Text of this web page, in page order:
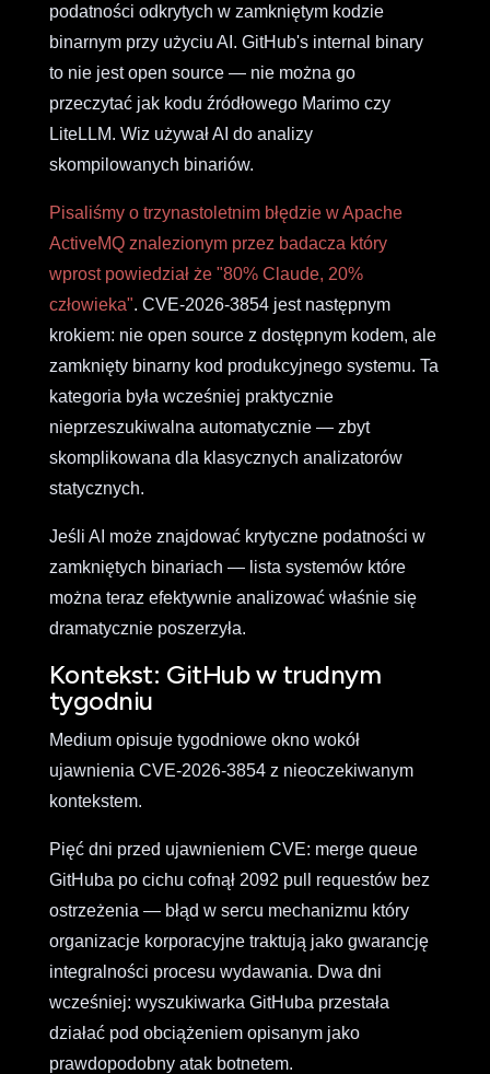
podatności odkrytych w zamkniętym kodzie
binarnym przy użyciu AI. GitHub's internal binary
to nie jest open source — nie można go
przeczytać jak kodu źródłowego Marimo czy
LiteLLM. Wiz używał AI do analizy
skompilowanych binariów.
Pisaliśmy o trzynastoletnim błędzie w Apache
ActiveMQ znalezionym przez badacza który
wprost powiedział że "80% Claude, 20%
człowieka". CVE-2026-3854 jest następnym
krokiem: nie open source z dostępnym kodem, ale
zamknięty binarny kod produkcyjnego systemu. Ta
kategoria była wcześniej praktycznie
nieprzeszukiwalna automatycznie — zbyt
skomplikowana dla klasycznych analizatorów
statycznych.
Jeśli AI może znajdować krytyczne podatności w
zamkniętych binariach — lista systemów które
można teraz efektywnie analizować właśnie się
dramatycznie poszerzyła.
Kontekst: GitHub w trudnym
tygodniu
Medium opisuje tygodniowe okno wokół
ujawnienia CVE-2026-3854 z nieoczekiwanym
kontekstem.
Pięć dni przed ujawnieniem CVE: merge queue
GitHuba po cichu cofnął 2092 pull requestów bez
ostrzeżenia — błąd w sercu mechanizmu który
organizacje korporacyjne traktują jako gwarancję
integralności procesu wydawania. Dwa dni
wcześniej: wyszukiwarka GitHuba przestała
działać pod obciążeniem opisanym jako
prawdopodobny atak botnetem.